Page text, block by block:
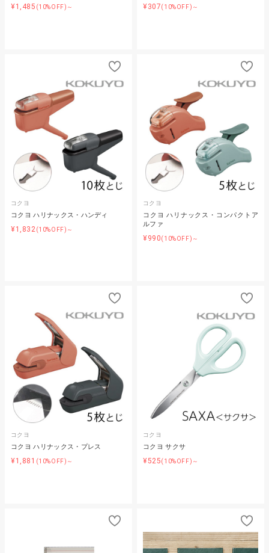
¥1,485 (10%OFF)～ ¥307(10%OFF)～
コクヨ
コクヨ ハリナックス・ハンディ
¥1,832 (10%OFF)～
コクヨ
コクヨ ハリナックス・コンパクトア
ルファ
¥990(10%OFF)～
コクヨ
コクヨ ハリナックス・プレス
¥1,881 (10%OFF)～
コクヨ
コクヨ サクサ
¥525(10%OFF)～